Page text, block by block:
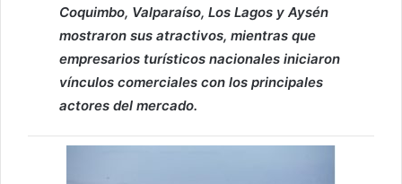
Coquimbo, Valparaíso, Los Lagos y Aysén
mostraron sus atractivos, mientras que
empresarios turísticos nacionales iniciaron
vínculos comerciales con los principales
actores del mercado.